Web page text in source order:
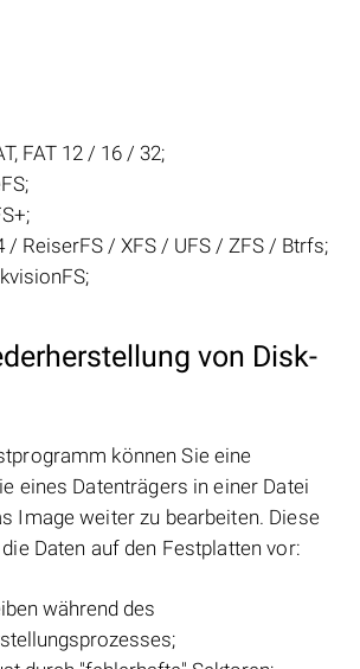
FAT 12 / 16 / 32;
/ ReiserFS / XFS / UFS / ZFS / Btrfs;
von Disk-
können Sie eine
eines Datenträgers in einer Datei
Image weiter zu bearbeiten. Diese
Daten auf den Festplatten vor:
während des